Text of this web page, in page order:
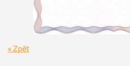
« Zpět